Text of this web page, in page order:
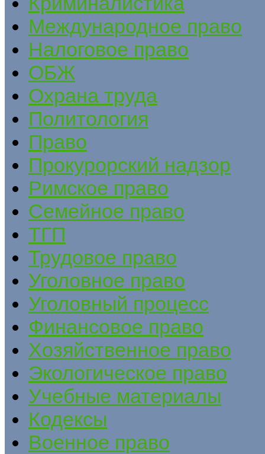
Международное право
Налоговое право
ОБЖ
Охрана труда
Политология
Право
Прокурорский надзор
Римское право
Семейное право
ТГП
Трудовое право
Уголовное право
Уголовный процесс
Финансовое право
Хозяйственное право
Экологическое право
Учебные материалы
Кодексы
Военное право